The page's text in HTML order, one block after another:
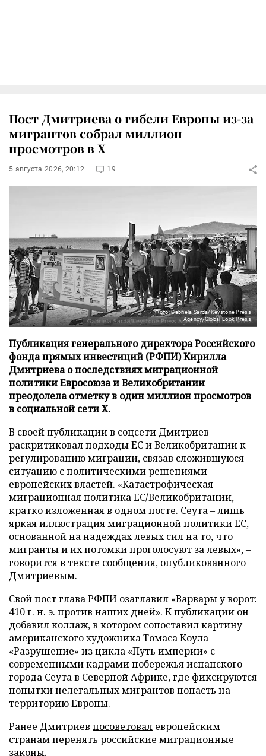
Пост Дмитриева о гибели Европы из-за
мигрантов собрал миллион
просмотров в X
5 августа 2026, 20:12 19
Фото: Gabriela Sarda/Keystone Press
Agency/Global Look Press
Публикация генерального директора Российского
фонда прямых инвестиций (РФПИ) Кирилла
Дмитриева о последствиях миграционной
политики Евросоюза и Великобритании
преодолела отметку в один миллион просмотров
в социальной сети X.
В своей публикации в соцсети Дмитриев
раскритиковал подходы ЕС и Великобритании к
регулированию миграции, связав сложившуюся
ситуацию с политическими решениями
европейских властей. «Катастрофическая
миграционная политика ЕС/Великобритании,
кратко изложенная в одном посте. Сеута – лишь
яркая иллюстрация миграционной политики ЕС,
основанной на надеждах левых сил на то, что
мигранты и их потомки проголосуют за левых», –
говорится в тексте сообщения, опубликованного
Дмитриевым.
Свой пост глава РФПИ озаглавил «Варвары у ворот:
410 г. н. э. против наших дней». К публикации он
добавил коллаж, в котором сопоставил картину
американского художника Томаса Коула
«Разрушение» из цикла «Путь империи» с
современными кадрами побережья испанского
города Сеута в Северной Африке, где фиксируются
попытки нелегальных мигрантов попасть на
территорию Европы.
Ранее Дмитриев посоветовал европейским
странам перенять российские миграционные
законы.